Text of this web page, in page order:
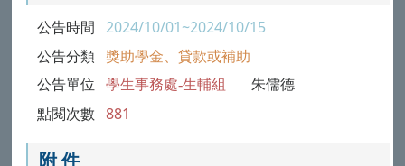
公告時間 2024/10/01~2024/10/15
公告分類 獎助學金、貸款或補助
公告單位 學生事務處-生輔組 朱儒德
點閱次數 881
附 件